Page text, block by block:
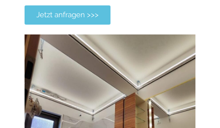
Jetzt anfragen >>>